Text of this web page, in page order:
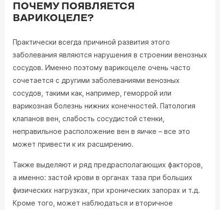
ПОЧЕМУ ПОЯВЛЯЕТСЯ
ВАРИКОЦЕЛЕ?
Практически всегда причиной развития этого
заболевания являются нарушения в строении венозных
сосудов. Именно поэтому варикоцеле очень часто
сочетается с другими заболеваниями венозных
сосудов, такими как, например, геморрой или
варикозная болезнь нижних конечностей. Патология
клапанов вен, слабость сосудистой стенки,
неправильное расположение вен в яичке – все это
может привести к их расширению.
Также выделяют и ряд предрасполагающих факторов,
а именно: застой крови в органах таза при больших
физических нагрузках, при хронических запорах и т.д.
Кроме того, может наблюдаться и вторичное